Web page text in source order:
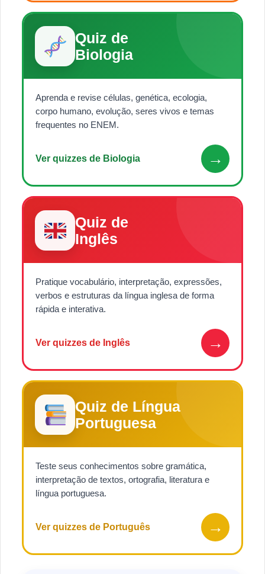
Quiz de
Biologia
Aprenda e revise células, genética, ecologia,
corpo humano, evolução, seres vivos e temas
frequentes no ENEM.
Ver quizzes de Biologia →
Quiz de
Inglês
Pratique vocabulário, interpretação, expressões,
verbos e estruturas da língua inglesa de forma
rápida e interativa.
Ver quizzes de Inglês →
Quiz de Língua
Portuguesa
Teste seus conhecimentos sobre gramática,
interpretação de textos, ortografia, literatura e
língua portuguesa.
Ver quizzes de Português →